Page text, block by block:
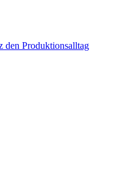
den Produktionsalltag